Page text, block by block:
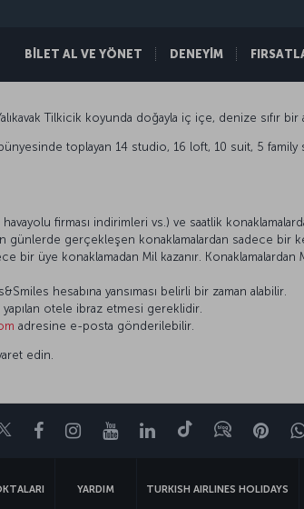
BİLET AL VE YÖNET DENEYİM
Tilkicik koyunda doğayla iç içe, denize sıfır bir
toplayan 14 studio, 16 loft, 10 suit, 5 family
firması indirimleri vs.) ve saatlik
günlerde gerçekleşen konaklamalardan sadece bir
bir üye konaklamadan Mil kazanır.
hesabına yansıması belirli bir zaman alabilir.
yapılan otele ibraz etmesi gereklidir.
adresine e-posta gönderilebilir.
edin.
TwitterFacebookInstagram
YoutubeLinkedIn
TiktokBlog
YARDIM TURKISH AIRLINES HOLIDAYS